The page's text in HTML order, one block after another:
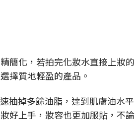
簡化，若拍完化妝水直接上妝的
擇質地輕盈的產品。
抽掉多餘油脂，達到肌膚油水平
好上手，妝容也更加服貼，不論